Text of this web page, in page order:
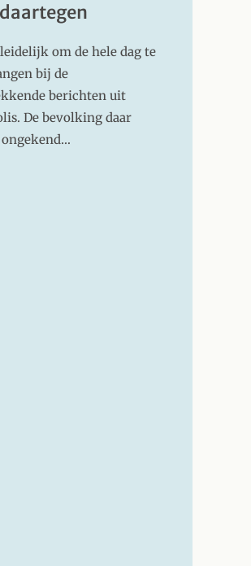
om de hele dag te
bij de
berichten uit
De bevolking daar